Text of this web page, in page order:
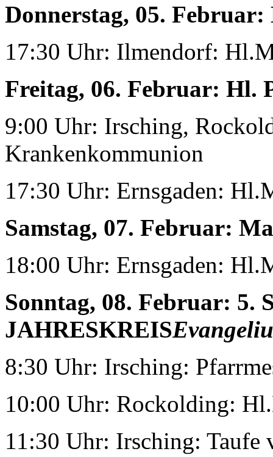
Donnerstag, 05. Februar:
17:30 Uhr: Ilmendorf:
Freitag, 06. Februar: Hl.
9:00 Uhr: Irsching,
Krankenkommunion
17:30 Uhr: Ernsgaden:
Samstag, 07. Februar:
18:00 Uhr: Ernsgaden:
Sonntag, 08. Februar: 5.
JAHRESKREIS
8:30 Uhr: Irsching:
10:00 Uhr: Rockolding:
11:30 Uhr: Irsching: Taufe